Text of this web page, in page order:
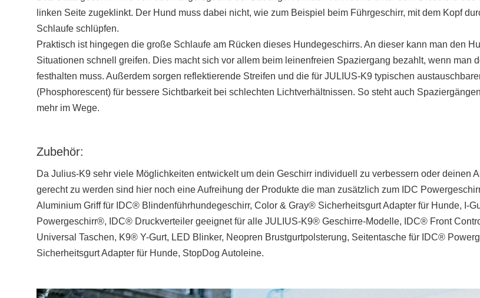
linken Seite zugeklinkt. Der Hund muss dabei nicht, wie zum Beispiel beim Führgeschirr, mit dem Kopf
Schlaufe schlüpfen.
Praktisch ist hingegen die große Schlaufe am Rücken dieses Hundegeschirrs. An dieser kann man den
Situationen schnell greifen. Dies macht sich vor allem beim leinenfreien Spaziergang bezahlt, wenn man
festhalten muss. Außerdem sorgen reflektierende Streifen und die für JULIUS-K9 typischen
(Phosphorescent) für bessere Sichtbarkeit bei schlechten Lichtverhältnissen. So steht auch
mehr im Wege.
Zubehör:
Da Julius-K9 sehr viele Möglichkeiten entwickelt um dein Geschirr individuell zu verbessern oder deinen
gerecht zu werden sind hier noch eine Aufreihung der Produkte die man zusätzlich zum IDC
Aluminium Griff für IDC® Blindenführhundegeschirr, Color & Gray® Sicherheitsgurt Adapter für Hunde, I-
Powergeschirr®, IDC® Druckverteiler geeignet für alle JULIUS-K9® Geschirre-Modelle, IDC® Front
Universal Taschen, K9® Y-Gurt, LED Blinker, Neopren Brustgurtpolsterung, Seitentasche für IDC®
Sicherheitsgurt Adapter für Hunde, StopDog Autoleine.